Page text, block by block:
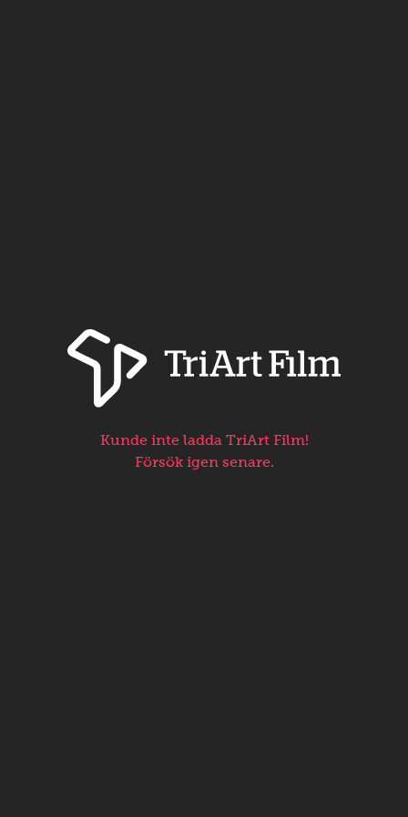
Kunde inte ladda TriArt Film!
Försök igen senare.